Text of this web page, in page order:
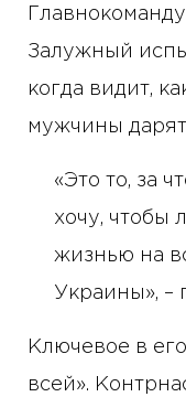
Залужный
когда видит,
мужчины
«Это то, за
хочу, чтобы
жизнью на
Украины», –
Ключевое в
всей».